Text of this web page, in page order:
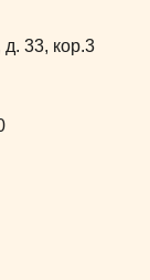
д. 33, кор.3